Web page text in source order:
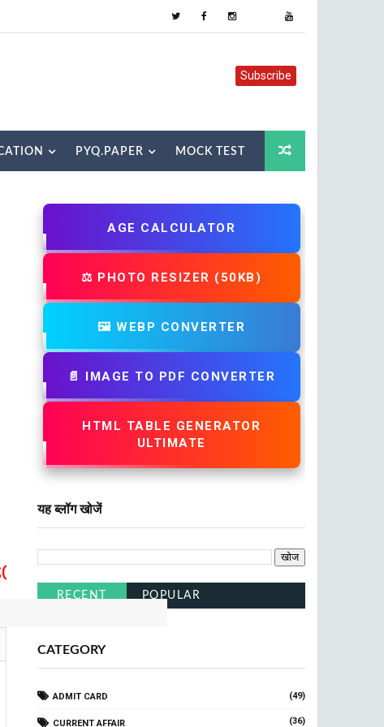
Subscribe
PYQ.PAPER MOCK TEST
Railway
AGE CALCULATOR
⚖️ PHOTO RESIZER (50KB)
🖼️ WEBP CONVERTER
📄 IMAGE TO PDF CONVERTER
HTML TABLE GENERATOR
ULTIMATE
यह ब्लॉग खोजें
RECENT POPULAR
CATEGORY
ADMIT CARD (49)
CURRENT AFFAIR (36)